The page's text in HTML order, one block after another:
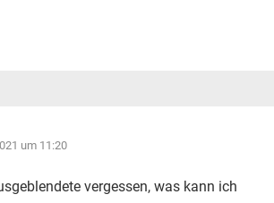
um 11:20
vergessen, was kann ich